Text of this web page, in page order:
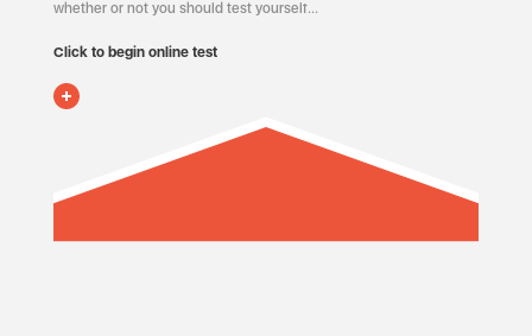
whether or not you should test yourself…
Click to begin online test